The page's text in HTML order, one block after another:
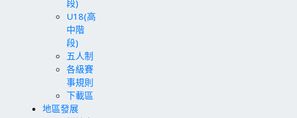
段)
U18(高
中階
段)
五人制
各級賽
事規則
下載區
地區發展